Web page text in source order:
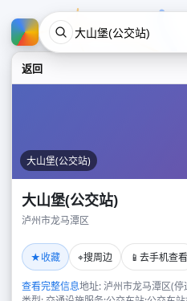
返回
大山堡(公交站)
大山堡(公交站)
泸州市龙马潭区
★收藏 ⌖搜周边 📱 去手机查看
查看完整信息地址: 泸州市龙马潭区(